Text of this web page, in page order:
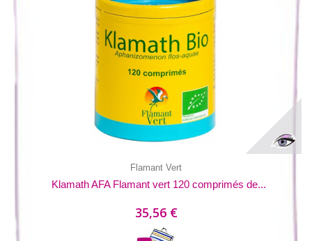
Flamant Vert
Klamath AFA Flamant vert 120 comprimés de...
35,56 €